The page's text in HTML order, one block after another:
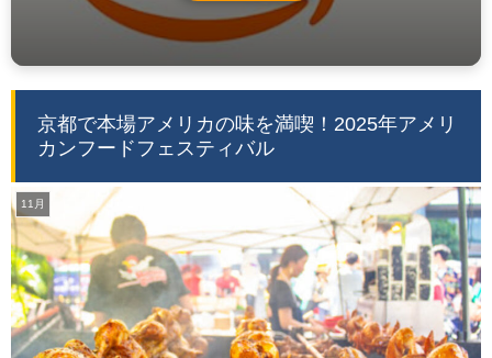
京都で本場アメリカの味を満喫！2025年アメリ
カンフードフェスティバル
11月